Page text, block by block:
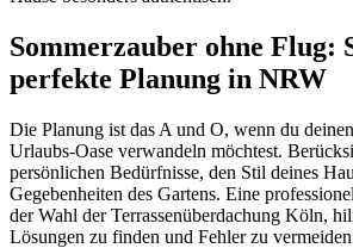
Sommerzauber ohne Flug:
perfekte Planung in NRW
Die Planung ist das A und O, wenn du
Urlaubs-Oase verwandeln möchtest.
persönlichen Bedürfnisse, den Stil deines
Gegebenheiten des Gartens. Eine
der Wahl der Terrassenüberdachung Köln,
Lösungen zu finden und Fehler zu